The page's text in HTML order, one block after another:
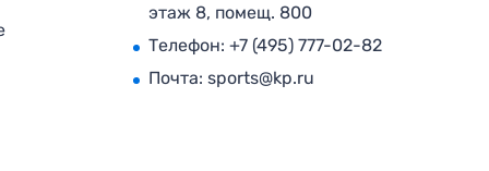
этаж 8, помещ. 800
Телефон: +7 (495) 777-02-82
Почта: sports@kp.ru